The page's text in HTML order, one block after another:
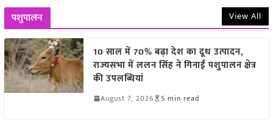
पशुपालन View All
10 साल में 70% बढ़ा देश का दूध उत्पादन,
राज्यसभा में ललन सिंह ने गिनाईं पशुपालन क्षेत्र
की उपलब्धियां
August 7, 2026 5 min read